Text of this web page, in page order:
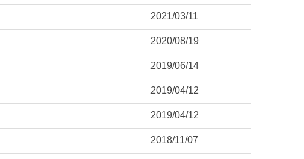
2021/03/11
2020/08/19
2019/06/14
2019/04/12
2019/04/12
2018/11/07